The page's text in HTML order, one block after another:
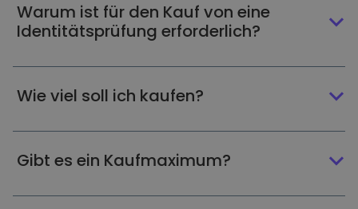
Warum ist für den Kauf von eine
Identitätsprüfung erforderlich?
Wie viel soll ich kaufen?
Gibt es ein Kaufmaximum?